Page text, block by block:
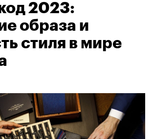
2023:
образа и
стиля в мире